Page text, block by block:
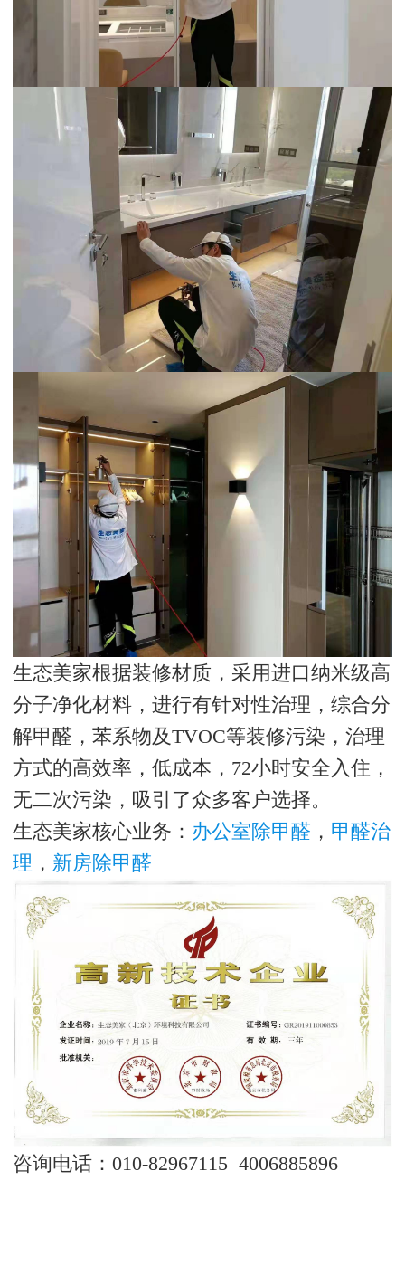
生态美家根据装修材质，采用进口纳米级高
分子净化材料，进行有针对性治理，综合分
解甲醛，苯系物及TVOC等装修污染，治理
方式的高效率，低成本，72小时安全入住，
无二次污染，吸引了众多客户选择。
生态美家核心业务： 办公室除甲醛 ， 甲醛治
理 ， 新房除甲醛
咨询电话：010-82967115 4006885896